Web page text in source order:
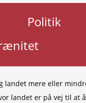
Politik
mere eller
landet er på vej til at